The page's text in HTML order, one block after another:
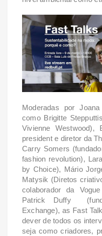
Moderadas por
como Brigitte
Vivienne Westwood),
president e diretor da
Carry Somers
fashion revolution),
by Choice), Mário
Matysik (Diretos
colaborador da
Patrick Duffy
Exchange), as Fast
dever de todos os
seja como criadores,